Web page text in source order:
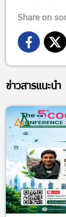
Share on
ข่าวสารแนะนำ